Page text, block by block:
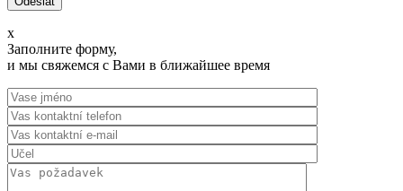
x
Заполните форму,
и мы свяжемся с Вами в ближайшее время